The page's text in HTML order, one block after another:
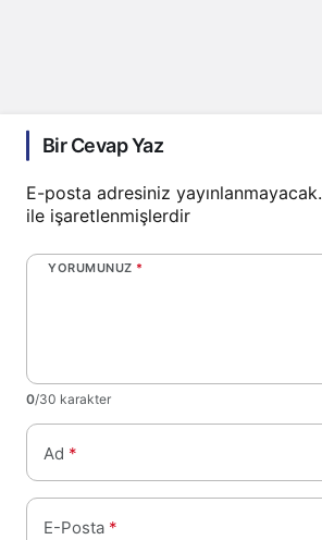
Bir Cevap Yaz
E-posta adresiniz yayınlanmayacak.
ile işaretlenmişlerdir
YORUMUNUZ *
0/30 karakter
Ad *
E-Posta *